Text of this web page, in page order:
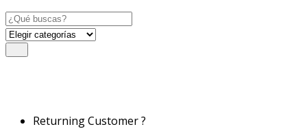
Search
for:
Returning Customer ?